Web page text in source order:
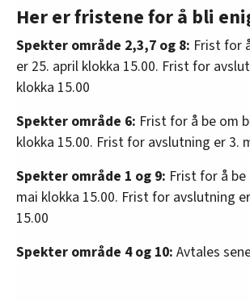
Her er fristene for å bli
Spekter område 2,3,7 og 8: Frist for
er 25. april klokka 15.00. Frist for
klokka 15.00
Spekter område 6: Frist for å be om
klokka 15.00. Frist for avslutning er 3.
Spekter område 1 og 9: Frist for å
mai klokka 15.00. Frist for avslutning
15.00
Spekter område 4 og 10: Avtales